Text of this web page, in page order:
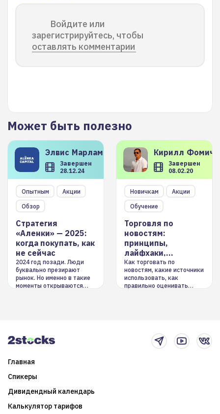
Войдите или
зарегистрируйтесь, чтобы
оставлять комментарии
Может быть полезно
Элвис Марламов
Завершен
28.12.24
Опытным
Акции
Обзор
Стратегия
«Аленки» — 2025:
когда покупать, как
не сейчас
2024 год позади. Люди
буквально презирают
рынок. Но именно в такие
моменты открываются
Кирилл
Завершен
08.02.20
Новичкам
Акции
Обучение
Торговля по
новостям:
принципы,
лайфхаки,
инструменты
Как торговать по
новостям, какие источники
использовать, как
правильно оценивать
Главная
Спикеры
Дивидендный календарь
Калькулятор тарифов